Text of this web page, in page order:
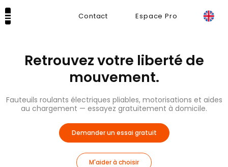
Contact Espace Pro
Retrouvez votre liberté de
mouvement.
Fauteuils roulants électriques pliables, motorisations et aides
au chargement — essayez gratuitement à domicile.
Demander un essai gratuit
M'aider à choisir